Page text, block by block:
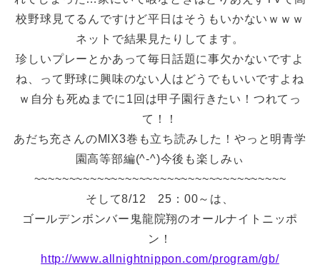
校野球見てるんですけど平日はそうもいかないｗｗｗ
ネットで結果見たりしてます。
珍しいプレーとかあって毎日話題に事欠かないですよ
ね、って野球に興味のない人はどうでもいいですよね
ｗ自分も死ぬまでに1回は甲子園行きたい！つれてっ
て！！
あだち充さんのMIX3巻も立ち読みした！やっと明青学
園高等部編(^-^)今後も楽しみぃ
~~~~~~~~~~~~~~~~~~~~~~~~~~~~~~~~~~~~
そして8/12 25：00～は、
ゴールデンボンバー鬼龍院翔のオールナイトニッポ
ン！
http://www.allnightnippon.com/program/gb/